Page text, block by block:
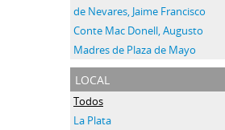
de Nevares, Jaime Francisco
Conte Mac Donell, Augusto
Madres de Plaza de Mayo
local
Todos
La Plata